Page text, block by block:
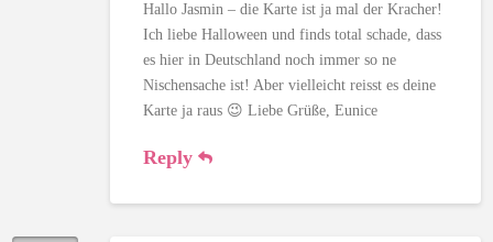
Hallo Jasmin – die Karte ist ja mal der Kracher!
Ich liebe Halloween und finds total schade, dass
es hier in Deutschland noch immer so ne
Nischensache ist! Aber vielleicht reisst es deine
Karte ja raus 😉 Liebe Grüße, Eunice
Reply